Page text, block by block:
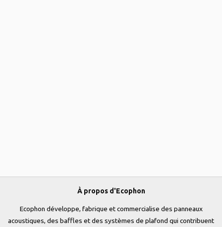
À propos d'Ecophon
Ecophon développe, fabrique et commercialise des panneaux
acoustiques, des baffles et des systèmes de plafond qui contribuent